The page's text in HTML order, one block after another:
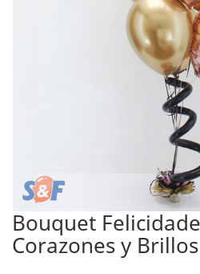
Bouquet
Corazones y
Saltar
comienzo